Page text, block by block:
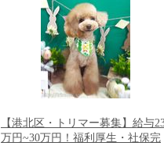
【港北区・トリマー募集】給与
万円~30万円！福利厚生・社保完